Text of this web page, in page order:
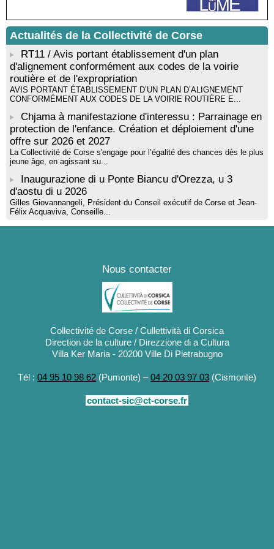
musicienne pédagogue : Ateliers d’expression sonore, vocale,
Tallà
! Événement reporté ! Cycle de conférences peinture animé
par Alexandre Dominati - Mediateca territuriale di Santa Lucia di
Tallà
Actualités de la Collectivité de Corse
RT11 / Avis portant établissement d'un plan
d'alignement conformément aux codes de la voirie
routière et de l'expropriation
AVIS PORTANT ÉTABLISSEMENT D’UN PLAN D’ALIGNEMENT
CONFORMÉMENT AUX CODES DE LA VOIRIE ROUTIÈRE E...
Chjama à manifestazione d'interessu : Parrainage en
protection de l'enfance. Création et déploiement d'une
offre sur 2026 et 2027
La Collectivité de Corse s'engage pour l’égalité des chances dès le plus
jeune âge, en agissant su...
Inaugurazione di u Ponte Biancu d'Orezza, u 3
d'aostu di u 2026
Gilles Giovannangeli, Président du Conseil exécutif de Corse et Jean-
Félix Acquaviva, Conseille...
Nous contacter
Collectivité de Corse / Cullettività di Corsica
Direction de la culture / Direzzione di a Cultura
Villa Ker Maria - 20200 Ville Di Pietrabugno
Tél : 04 95 10 98 62 (Pumonte) –04 20 03 97 03 (Cismonte)
contact-sic@ct-corse.fr